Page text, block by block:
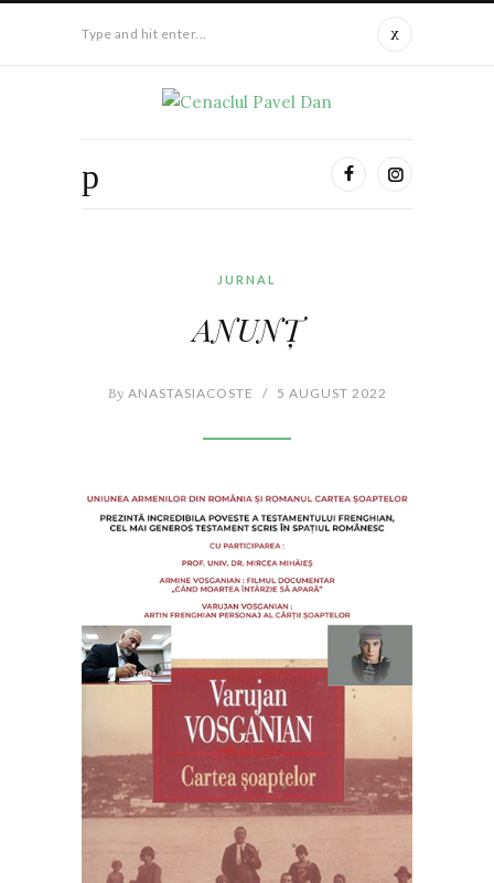
Type and hit enter...
JURNAL
ANUNȚ
By ANASTASIACOSTE / 5 AUGUST 2022